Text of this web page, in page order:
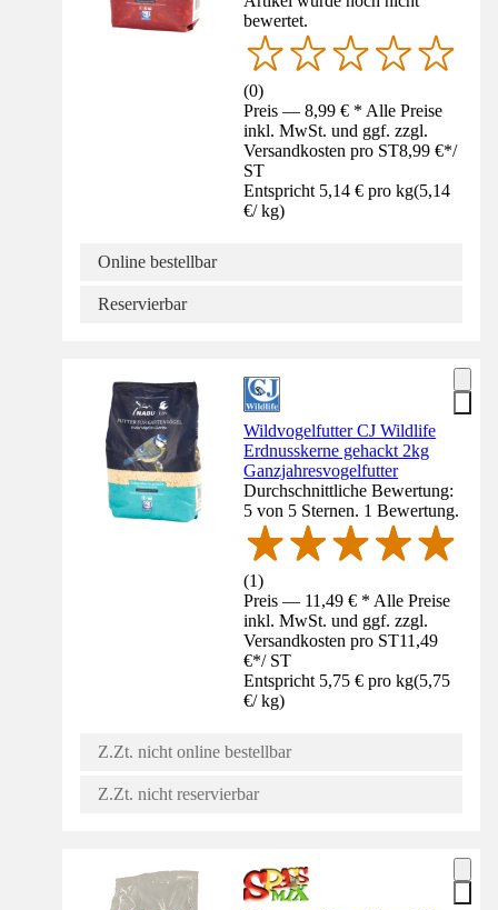
bewertet.
(0)
Preis — 8,99 € * Alle Preise
inkl. MwSt. und ggf. zzgl.
Versandkosten pro ST8,99 €*/
ST
Entspricht 5,14 € pro kg(5,14
€/ kg)
Online bestellbar
Reservierbar
Wildvogelfutter CJ Wildlife
Erdnusskerne gehackt 2kg
Ganzjahresvogelfutter
Durchschnittliche Bewertung:
5 von 5 Sternen. 1 Bewertung.
(1)
Preis — 11,49 € * Alle Preise
inkl. MwSt. und ggf. zzgl.
Versandkosten pro ST11,49
€*/ ST
Entspricht 5,75 € pro kg(5,75
€/ kg)
Z.Zt. nicht online bestellbar
Z.Zt. nicht reservierbar